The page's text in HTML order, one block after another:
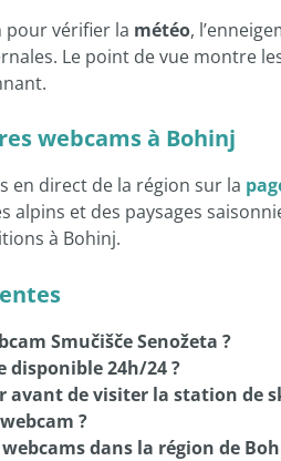
pour vérifier la météo,
Le point de vue montre
webcams à Bohinj
en direct de la région sur la
alpins et des paysages
à Bohinj.
Smučišče Senožeta ?
disponible 24h/24 ?
avant de visiter la station de
?
dans la région de